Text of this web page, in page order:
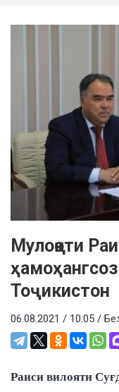
Мулоқоти
Тоҷикистон
06.08.2021 / 10:05 /
Раиси вилояти